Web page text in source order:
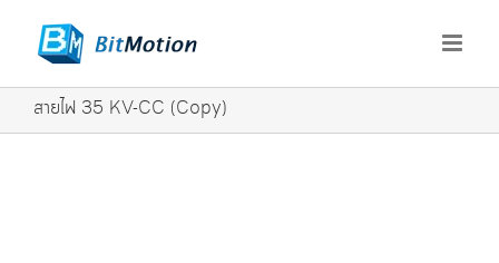
content
สายไฟ 35 KV-CC (Copy)